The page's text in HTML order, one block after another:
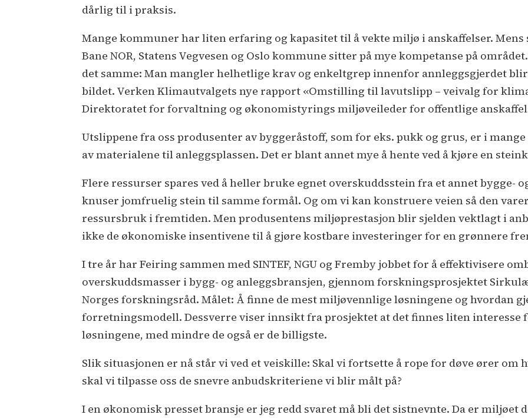
dårlig til i praksis.
Mange kommuner har liten erfaring og kapasitet til å vekte miljø i anskaffelser.
Bane NOR, Statens Vegvesen og Oslo kommune sitter på mye kompetanse på
det samme: Man mangler helhetlige krav og enkeltgrep innenfor annleggsgjerdet
bildet. Verken Klimautvalgets nye rapport «Omstilling til lavutslipp – veivalg for
Direktoratet for forvaltning og økonomistyrings miljøveileder for offentlige
Utslippene fra oss produsenter av byggeråstoff, som for eks. pukk og grus, er i
av materialene til anleggsplassen. Det er blant annet mye å hente ved å kjøre en
Flere ressurser spares ved å heller bruke egnet overskuddsstein fra et annet bygge-
knuser jomfruelig stein til samme formål. Og om vi kan konstruere veien så den
ressursbruk i fremtiden. Men produsentens miljøprestasjon blir sjelden vektlagt i
ikke de økonomiske insentivene til å gjøre kostbare investeringer for en grønnere
I tre år har Feiring sammen med SINTEF, NGU og Fremby jobbet for å effektivisere
overskuddsmasser i bygg- og anleggsbransjen, gjennom forskningsprosjektet
Norges forskningsråd. Målet: Å finne de mest miljøvennlige løsningene og hvordan
forretningsmodell. Dessverre viser innsikt fra prosjektet at det finnes liten interesse
løsningene, med mindre de også er de billigste.
Slik situasjonen er nå står vi ved et veiskille: Skal vi fortsette å rope for døve ører om
skal vi tilpasse oss de snevre anbudskriteriene vi blir målt på?
I en økonomisk presset bransje er jeg redd svaret må bli det sistnevnte. Da er miljøet